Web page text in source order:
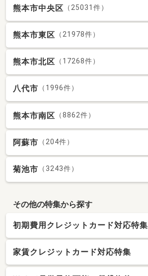
熊本市中央区 （25031件）
熊本市東区 （21978件）
熊本市北区 （17268件）
八代市 （1996件）
熊本市南区 （8862件）
阿蘇市 （204件）
菊池市 （3243件）
その他の特集から探す
初期費用クレジットカード対応特集
家賃クレジットカード対応特集